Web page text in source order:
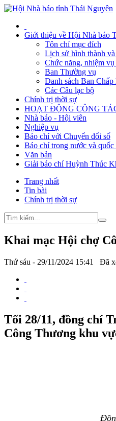
Giới thiệu về Hội Nhà báo
Tôn chỉ mục đích
Lịch sử hình thành
Chức năng, nhiệm
Ban Thường vụ
Danh sách Ban
Các Câu lạc bộ
Chính trị thời sự
HOẠT ĐỘNG CÔNG
Nhà báo - Hội viên
Nghiệp vụ
Báo chí với Chuyển đổi số
Báo chí trong nước và quốc
Văn bản
Giải báo chí Huỳnh Thúc
Trang nhất
Tin bài
Chính trị thời sự
Khai mạc Hội chợ
Thứ sáu - 29/11/2024 15:41 Đã
Tối 28/11, đồng chí
Công Thương khu